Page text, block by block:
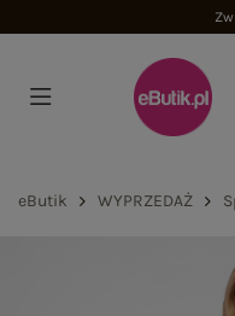
eButik WYPRZEDAŻ